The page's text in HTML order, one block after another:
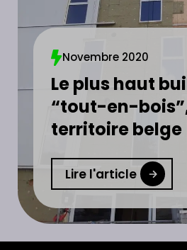
Novembre 2020
Le plus haut
“tout-en-
territoire belge
Lire l'article